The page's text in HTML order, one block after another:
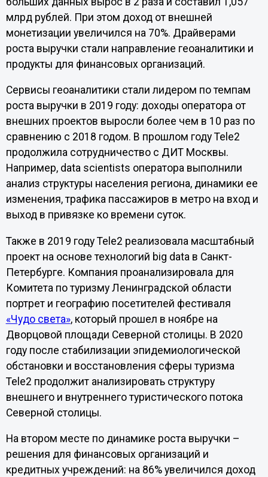
млрд рублей. При этом доход от внешней
монетизации увеличился на 70%. Драйверами
роста выручки стали направление геоаналитики и
продукты для финансовых организаций.
Сервисы геоаналитики стали лидером по темпам
роста выручки в 2019 году: доходы оператора от
внешних проектов выросли более чем в 10 раз по
сравнению с 2018 годом. В прошлом году Tele2
продолжила сотрудничество с ДИТ Москвы.
Например, data scientists оператора выполнили
анализ структуры населения региона, динамики ее
изменения, трафика пассажиров в метро на вход и
выход в привязке ко времени суток.
Также в 2019 году Tele2 реализовала масштабный
проект на основе технологий big data в Санкт-
Петербурге. Компания проанализировала для
Комитета по туризму Ленинградской области
портрет и географию посетителей фестиваля
«Чудо света», который прошел в ноябре на
Дворцовой площади Северной столицы. В 2020
году после стабилизации эпидемиологической
обстановки и восстановления сферы туризма
Tele2 продолжит анализировать структуру
внешнего и внутреннего туристического потока
Северной столицы.
На втором месте по динамике роста выручки –
решения для финансовых организаций и
кредитных учреждений: на 86% увеличился доход